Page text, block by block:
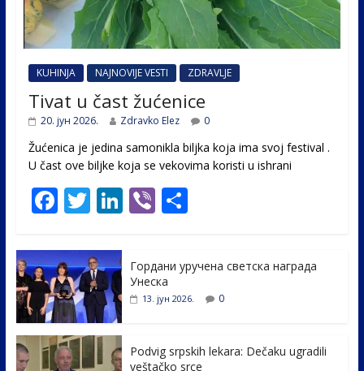
KUHINJA NAJNOVIJE VESTI ZDRAVLJE
Tivat u čast žućenice
20. јун 2026. Zdravko Elez 0
Žućenica je jedina samonikla biljka koja ima svoj festival .
U čast ovе biljke koja se vekovima koristi u ishrani
F
e
b
o
o
k
T
itt
er
Li
e
dI
Vi S
e
Гордани уручена светска награда
Унеска
13. јун 2026. 0
Podvig srpskih lekara: Dečaku ugradili
veštačko srce